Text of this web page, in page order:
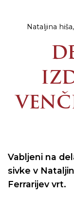
Nataljina
Vabljeni na
sivke v
Ferrarijev vrt.